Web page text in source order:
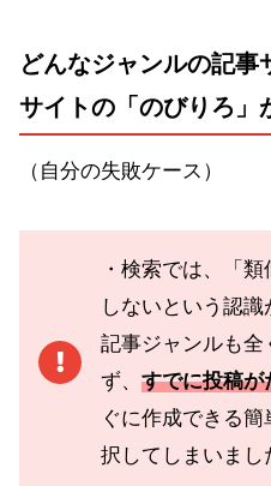
どんなジャンルの記事
サイトの「のびりろ」
（自分の失敗ケース）
・検索では、「
しないという認識
記事ジャンルも全
ず、 すでに投稿が
ぐに作成できる
択してしまいまし